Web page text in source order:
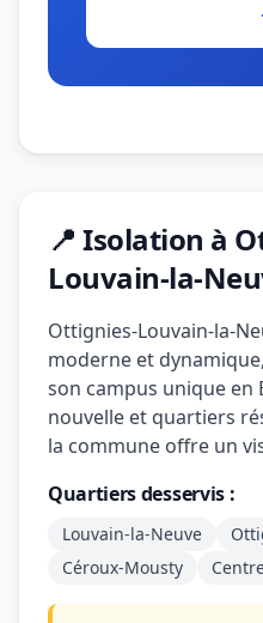
📍 Isolation à
Louvain-la-
Ottignies-Louvain-la-
moderne et
son campus unique en
nouvelle et quartiers
la commune offre un
Quartiers desservis :
Louvain-la-Neuve
Céroux-Mousty